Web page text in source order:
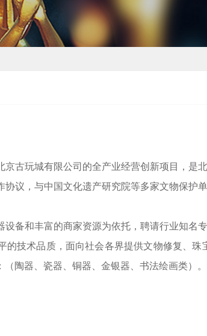
玩城有限公司的全产业经营创新项目，是
议，与中国文化遗产研究院等多家文物保护
和丰富的商家资源为依托，聘请行业知名
技术品质，面向社会各界提供文物修复、珠
陶器、瓷器、铜器、金银器、书法绘画类）。